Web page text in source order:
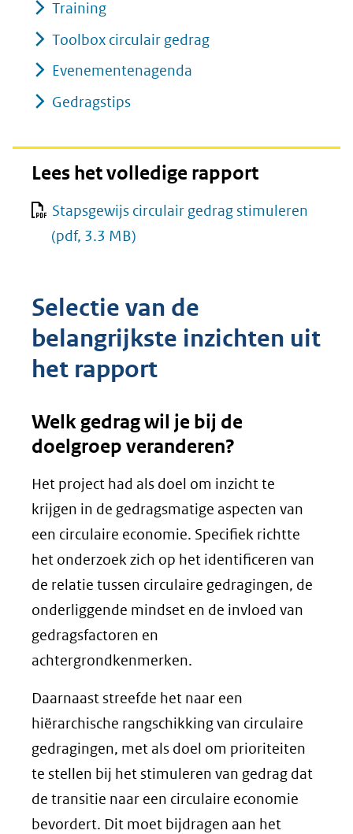
Training
Toolbox circulair gedrag
Evenementenagenda
Gedragstips
Lees het volledige rapport
Stapsgewijs circulair gedrag stimuleren
(pdf, 3.3 MB)
Selectie van de
belangrijkste inzichten uit
het rapport
Welk gedrag wil je bij de
doelgroep veranderen?
Het project had als doel om inzicht te
krijgen in de gedragsmatige aspecten van
een circulaire economie. Specifiek richtte
het onderzoek zich op het identificeren van
de relatie tussen circulaire gedragingen, de
onderliggende mindset en de invloed van
gedragsfactoren en
achtergrondkenmerken.
Daarnaast streefde het naar een
hiërarchische rangschikking van circulaire
gedragingen, met als doel om prioriteiten
te stellen bij het stimuleren van gedrag dat
de transitie naar een circulaire economie
bevordert. Dit moet bijdragen aan het